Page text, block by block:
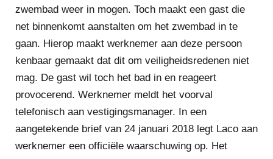
zwembad weer in mogen. Toch maakt een gast die
net binnenkomt aanstalten om het zwembad in te
gaan. Hierop maakt werknemer aan deze persoon
kenbaar gemaakt dat dit om veiligheidsredenen niet
mag. De gast wil toch het bad in en reageert
provocerend. Werknemer meldt het voorval
telefonisch aan vestigingsmanager. In een
aangetekende brief van 24 januari 2018 legt Laco aan
werknemer een officiële waarschuwing op. Het